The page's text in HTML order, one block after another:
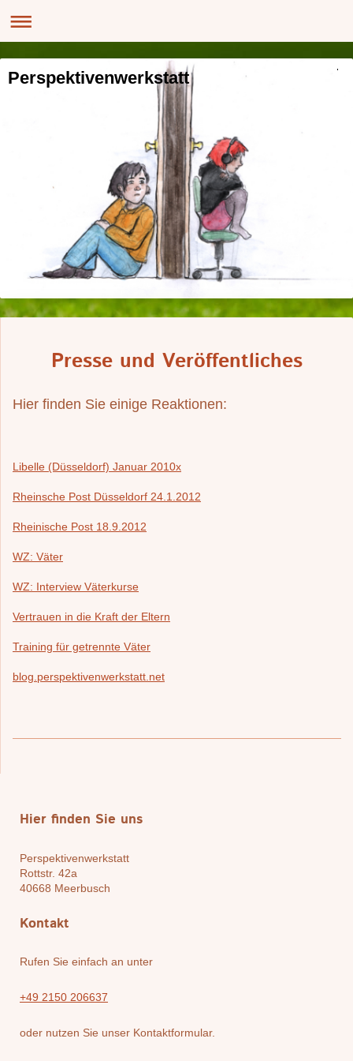
Perspektivenwerkstatt
Presse und Veröffentliches
Hier finden Sie einige Reaktionen:
Libelle (Düsseldorf) Januar 2010x
Rheinsche Post Düsseldorf 24.1.2012
Rheinische Post 18.9.2012
WZ: Väter
WZ: Interview Väterkurse
Vertrauen in die Kraft der Eltern
Training für getrennte Väter
blog.perspektivenwerkstatt.net
Hier finden Sie uns
Perspektivenwerkstatt
Rottstr. 42a
40668 Meerbusch
Kontakt
Rufen Sie einfach an unter
+49 2150 206637
oder nutzen Sie unser Kontaktformular.